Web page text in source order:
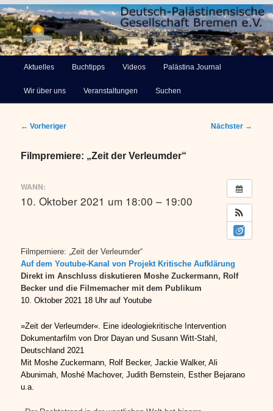
Deutsch-Palästinensische
Zum
primären
Aktuelles Buchtipps Videos Palästina Journal
Wir über uns Veranstaltungen Suchen
Beitragsnavigation
← Vorheriger Nächster →
Filmpremiere: „Zeit der Verleumder“
WANN:
10. Oktober 2021 um 18:00 – 19:00
Filmpemiere: „Zeit der Verleumder“
Auf dem Youtube-Kanal von Projekt Kritische Aufklärung
Direkt im Anschluss diskutieren Moshe Zuckermann, Rolf
Becker und die Filmemacher mit dem Publikum
10. Oktober 2021 18 Uhrauf Youtube
»Zeit der Verleumder«. Eine ideologiekritische Intervention
Dokumentarfilm von Dror Dayan und Susann Witt-Stahl,
Deutschland 2021
Mit Moshe Zuckermann, Rolf Becker, Jackie Walker, Ali
Abunimah, Moshé Machover, Judith Bernstein, Esther Bejarano
u.a.